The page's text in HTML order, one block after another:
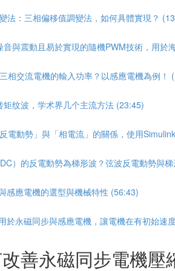
法：三相偏移值調變法，如何具體實現？
與震動且易於實現的隨機PWM技術，用於
相交流電機的輸入功率？以感應電機為例！
纹波，学术界几个主流方法 (23:45)
電動勢」與「相電流」的關係，使用
）的反電動勢為梯形波？弦波反電動勢與
感應電機的選型與機械特性 (56:43)
永磁同步與感應電機，讓電機在有初始速
善永磁同步電機